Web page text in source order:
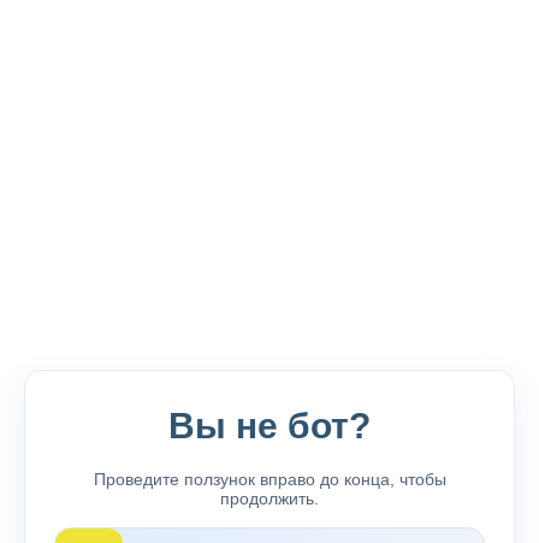
Вы не бот?
Проведите ползунок вправо до конца, чтобы
продолжить.